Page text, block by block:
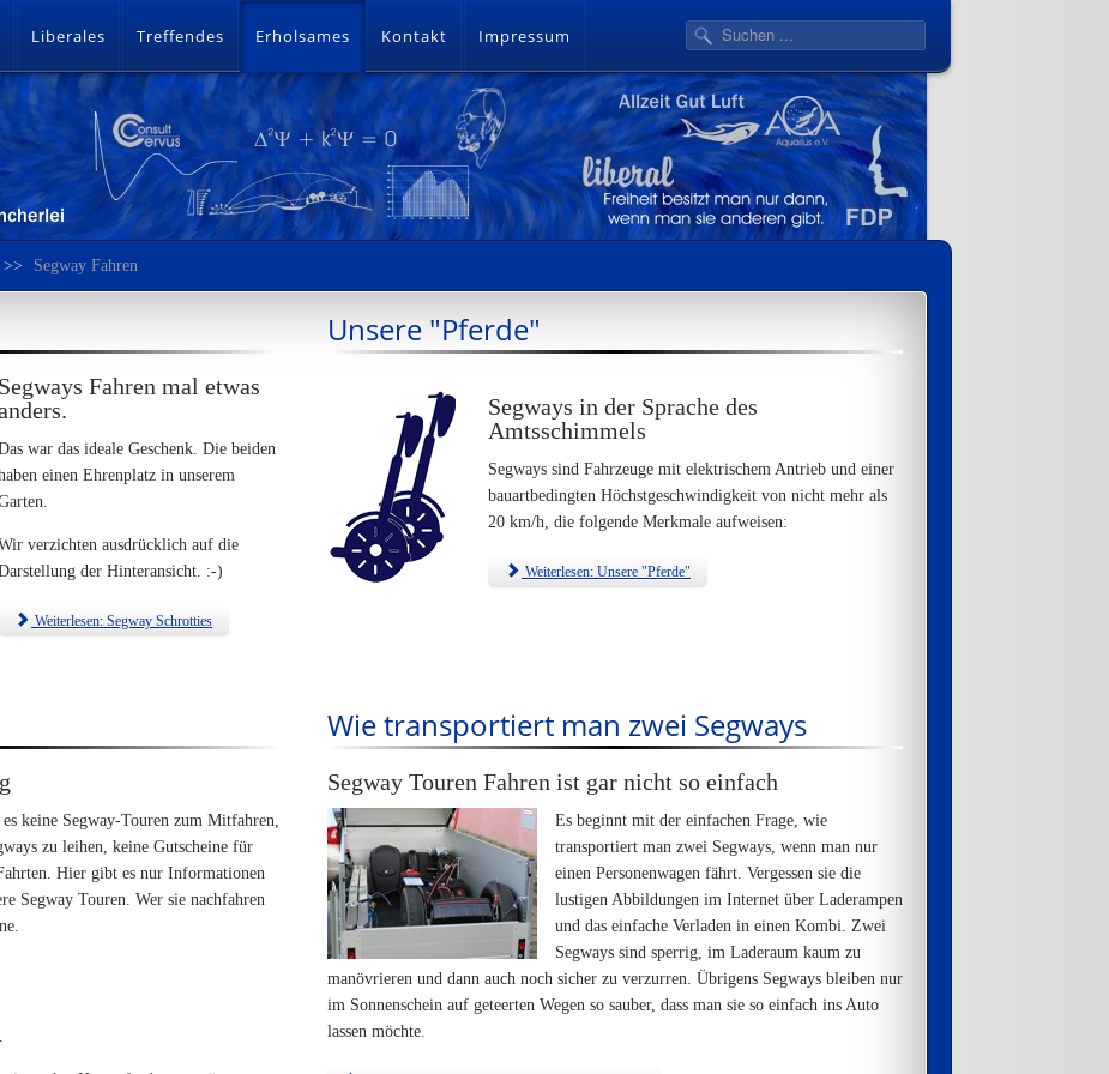
Liberales Treffendes Erholsames Kontakt Impressum
>> Segway Fahren
Segways Fahren mal etwas
war das ideale Geschenk. Die beiden
einen Ehrenplatz in unserem
verzichten ausdrücklich auf die
der Hinteransicht. :-)
Weiterlesen: Segway Schrotties
Unsere "Pferde"
Segways in der Sprache des
Amtsschimmels
Segways sind Fahrzeuge mit elektrischem Antrieb und einer
bauartbedingten Höchstgeschwindigkeit von nicht mehr als
20 km/h, die folgende Merkmale aufweisen:
Weiterlesen: Unsere "Pferde"
keine Segway-Touren zum Mitfahren,
zu leihen, keine Gutscheine für
Hier gibt es nur Informationen
Segway Touren. Wer sie nachfahren
Wie transportiert man zwei Segways
Segway Touren Fahren ist gar nicht so einfach
Es beginnt mit der einfachen Frage, wie
transportiert man zwei Segways, wenn man nur
einen Personenwagen fährt. Vergessen sie die
lustigen Abbildungen im Internet über Laderampen
und das einfache Verladen in einen Kombi. Zwei
Segways sind sperrig, im Laderaum kaum zu
manövrieren und dann auch noch sicher zu verzurren. Übrigens Segways bleiben nur
im Sonnenschein auf geteerten Wegen so sauber, dass man sie so einfach ins Auto
lassen möchte.